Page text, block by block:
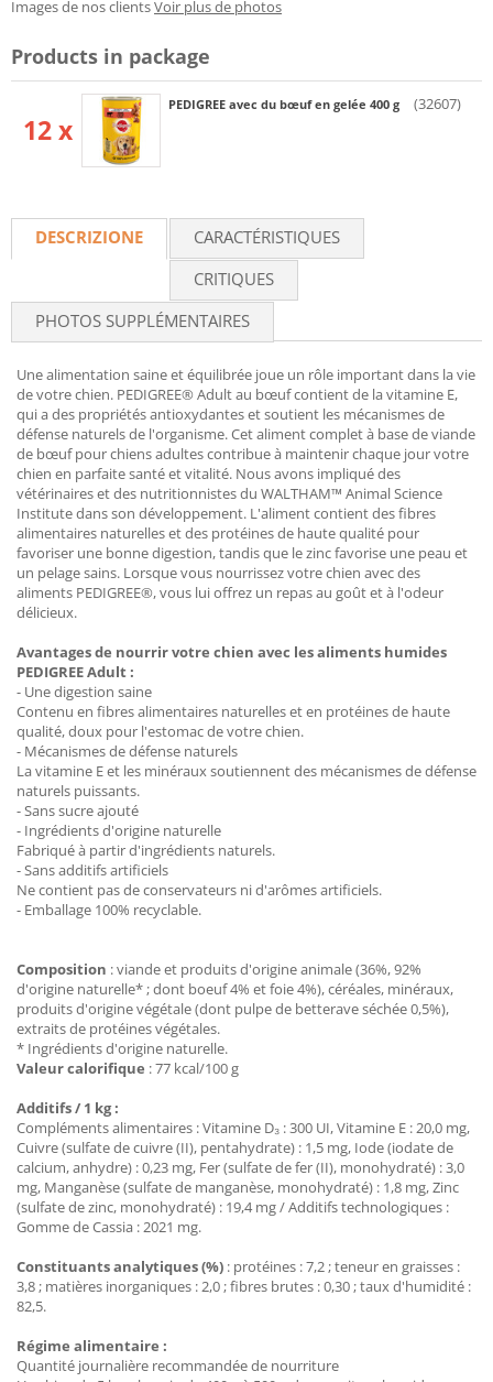
Images de nos clientsVoir plus de photos
Products in package
12 x
PEDIGREE avec du bœuf en gelée 400 g (32607)
DESCRIZIONE
CARACTÉRISTIQUES
CRITIQUES
PHOTOS SUPPLÉMENTAIRES
Une alimentation saine et équilibrée joue un rôle important dans la vie
de votre chien. PEDIGREE® Adult au bœuf contient de la vitamine E,
qui a des propriétés antioxydantes et soutient les mécanismes de
défense naturels de l'organisme. Cet aliment complet à base de viande
de bœuf pour chiens adultes contribue à maintenir chaque jour votre
chien en parfaite santé et vitalité. Nous avons impliqué des
vétérinaires et des nutritionnistes du WALTHAM™ Animal Science
Institute dans son développement. L'aliment contient des fibres
alimentaires naturelles et des protéines de haute qualité pour
favoriser une bonne digestion, tandis que le zinc favorise une peau et
un pelage sains. Lorsque vous nourrissez votre chien avec des
aliments PEDIGREE®, vous lui offrez un repas au goût et à l'odeur
délicieux.
Avantages de nourrir votre chien avec les aliments humides
PEDIGREE Adult :
- Une digestion saine
Contenu en fibres alimentaires naturelles et en protéines de haute
qualité, doux pour l'estomac de votre chien.
- Mécanismes de défense naturels
La vitamine E et les minéraux soutiennent des mécanismes de défense
naturels puissants.
- Sans sucre ajouté
- Ingrédients d'origine naturelle
Fabriqué à partir d'ingrédients naturels.
- Sans additifs artificiels
Ne contient pas de conservateurs ni d'arômes artificiels.
- Emballage 100% recyclable.
Composition : viande et produits d'origine animale (36%, 92%
d'origine naturelle* ; dont boeuf 4% et foie 4%), céréales, minéraux,
produits d'origine végétale (dont pulpe de betterave séchée 0,5%),
extraits de protéines végétales.
* Ingrédients d'origine naturelle.
Valeur calorifique : 77 kcal/100 g
Additifs / 1 kg :
Compléments alimentaires : Vitamine D₃ : 300 UI, Vitamine E : 20,0 mg,
Cuivre (sulfate de cuivre (II), pentahydrate) : 1,5 mg, Iode (iodate de
calcium, anhydre) : 0,23 mg, Fer (sulfate de fer (II), monohydraté) : 3,0
mg, Manganèse (sulfate de manganèse, monohydraté) : 1,8 mg, Zinc
(sulfate de zinc, monohydraté) : 19,4 mg / Additifs technologiques :
Gomme de Cassia : 2021 mg.
Constituants analytiques (%) : protéines : 7,2 ; teneur en graisses :
3,8 ; matières inorganiques : 2,0 ; fibres brutes : 0,30 ; taux d'humidité :
82,5.
Régime alimentaire :
Quantité journalière recommandée de nourriture